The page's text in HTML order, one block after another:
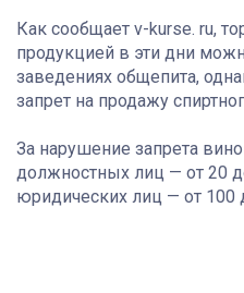
Как сообщает v-kurse. ru,
продукцией в эти дни
заведениях общепита,
запрет на продажу
За нарушение запрета
должностных лиц — от 20
юридических лиц — от 100